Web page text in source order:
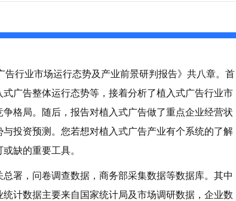
行业市场运行态势及产业前景研判报告》共八章。首
广告整体运行态势等，接着分析了植入式广告行业市
格局。随后，报告对植入式广告做了重点企业经营状
投资预测。您若想对植入式广告产业有个系统的了解
缺的重要工具。
署，问卷调查数据，商务部采集数据等数据库。其中
计数据主要来自国家统计局及市场调研数据，企业数